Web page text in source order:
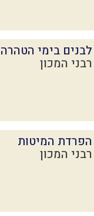
לבנים בימי הטהרה
רבני המכון
הפרדת המיטות
רבני המכון